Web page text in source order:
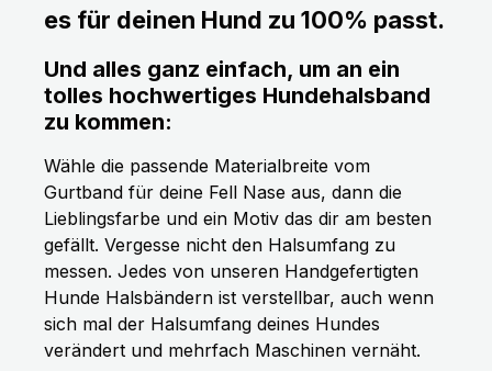
es für deinen Hund zu 100% passt.
Und alles ganz einfach, um an ein
tolles hochwertiges Hundehalsband
zu kommen:
Wähle die passende Materialbreite vom
Gurtband für deine Fell Nase aus, dann die
Lieblingsfarbe und ein Motiv das dir am besten
gefällt. Vergesse nicht den Halsumfang zu
messen. Jedes von unseren Handgefertigten
Hunde Halsbändern ist verstellbar, auch wenn
sich mal der Halsumfang deines Hundes
verändert und mehrfach Maschinen vernäht.